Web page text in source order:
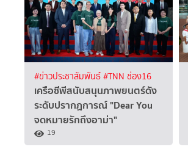
#ข่าวประชาสัมพันธ์#TNN ช่อง16
เครือซีพีสนับสนุนภาพยนตร์ดัง
ระดับปรากฏการณ์ "Dear You
จดหมายรักถึงอาม่า"
19